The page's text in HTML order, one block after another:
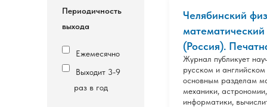
Периодичность
выхода
Ежемесячно
Выходит 3-9
раз в год
Челябинский
(Россия).
Журнал публикует
русском и
основным разделам
механики,
информатики,